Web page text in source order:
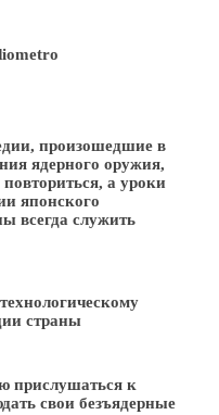
произошедшие в
ядерного оружия,
а уроки
японского
всегда служить
страны
прислушаться к
свои безъядерные